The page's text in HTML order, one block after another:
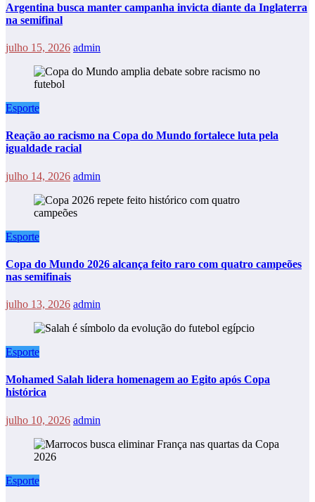
Argentina busca manter campanha invicta diante da Inglaterra
na semifinal
julho 15, 2026 admin
Esporte
Reação ao racismo na Copa do Mundo fortalece luta pela
igualdade racial
julho 14, 2026 admin
Esporte
Copa do Mundo 2026 alcança feito raro com quatro campeões
nas semifinais
julho 13, 2026 admin
Esporte
Mohamed Salah lidera homenagem ao Egito após Copa
histórica
julho 10, 2026 admin
Esporte